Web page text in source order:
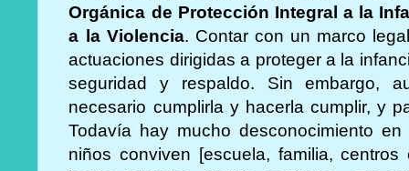
Orgánica de Protección Integral a la
a la Violencia. Contar con un marco
actuaciones dirigidas a proteger a la
seguridad y respaldo. Sin embargo,
necesario cumplirla y hacerla cumplir, y
Todavía hay mucho desconocimiento
niños conviven [escuela, familia,